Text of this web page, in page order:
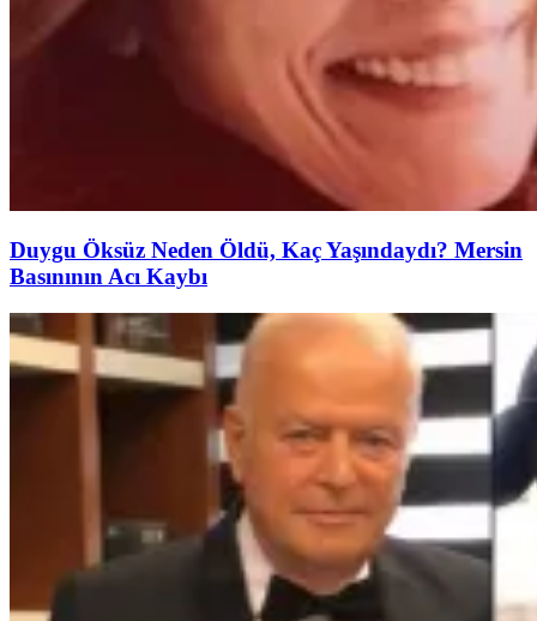
Duygu Öksüz Neden Öldü, Kaç Yaşındaydı? Mersin
Basınının Acı Kaybı